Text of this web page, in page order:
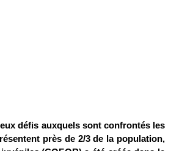
défis auxquels sont confrontés les
près de 2/3 de la population,